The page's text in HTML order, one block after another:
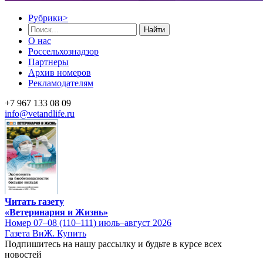
Рубрики>
Найти
О нас
Россельхознадзор
Партнеры
Архив номеров
Рекламодателям
+7 967 133 08 09
info@vetandlife.ru
Читать газету
«Ветеринария и Жизнь»
Номер 07–08 (110–111) июль–август 2026
Газета ВиЖ. Купить
Подпишитесь на нашу рассылку и будьте в курсе всех
новостей